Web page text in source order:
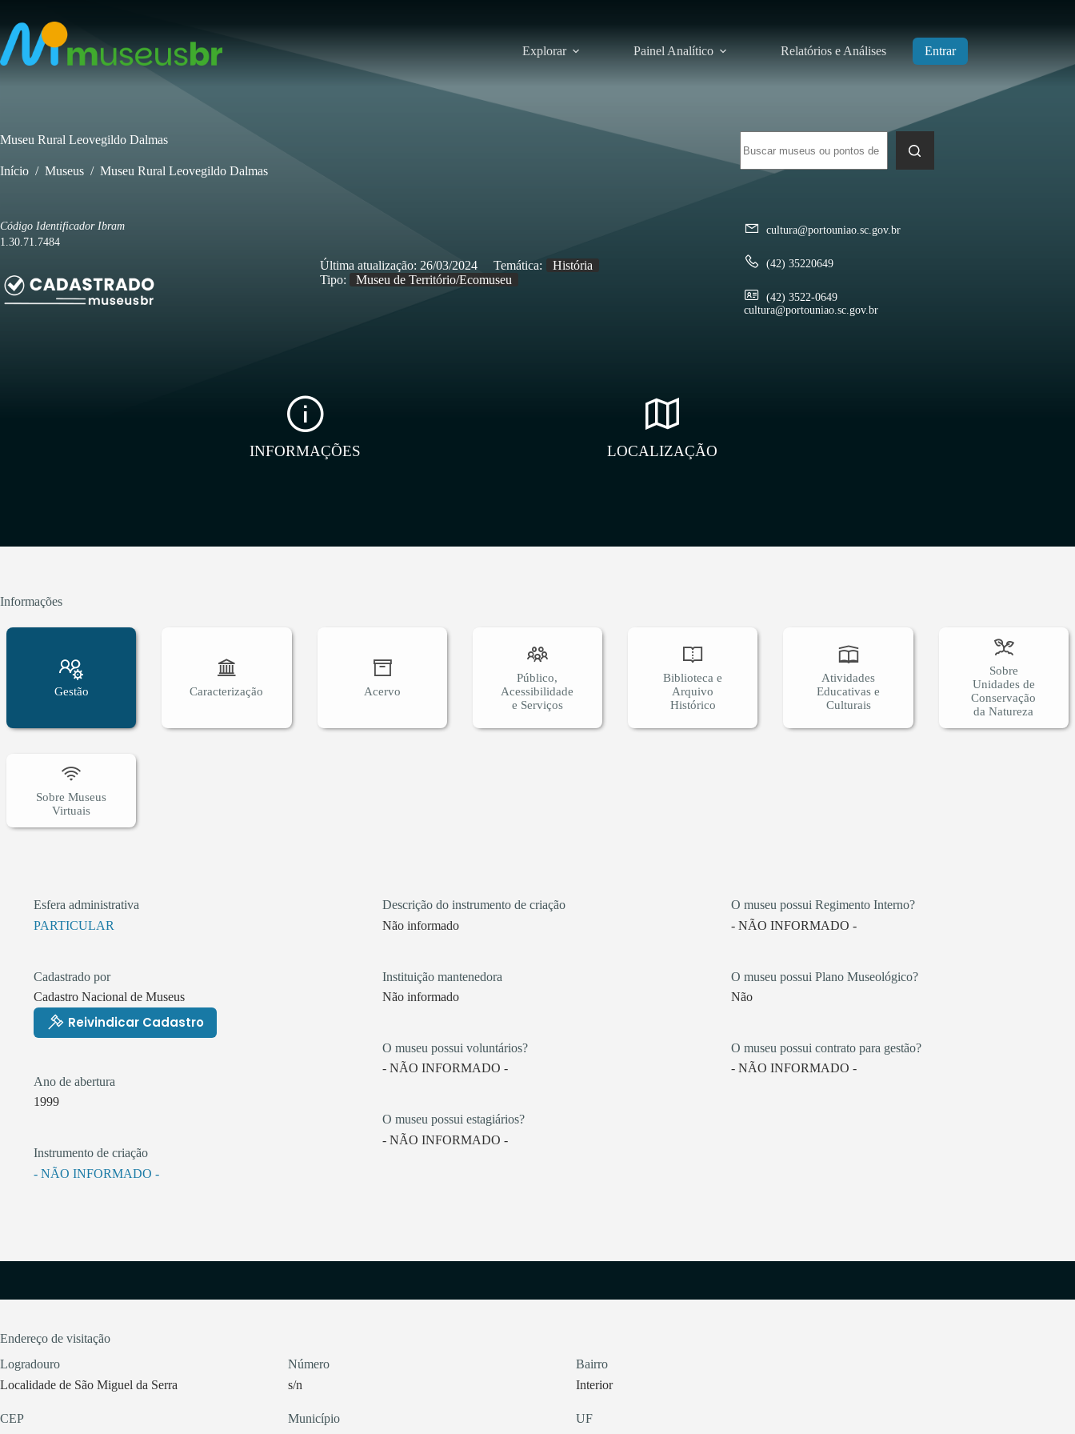
para
conteúdo
Explorar Painel Analítico Relatórios e Análises Entrar
resultados
Museu Rural Leovegildo Dalmas
Início / Museus / Museu Rural Leovegildo Dalmas
Código Identificador Ibram
1.30.71.7484
cultura@portouniao.sc.gov.br
(42) 35220649
(42) 3522-0649
cultura@portouniao.sc.gov.br
Última atualização: 26/03/2024 Temática:
História
Tipo:
Museu de Território/Ecomuseu
INFORMAÇÕES LOCALIZAÇÃO
Informações
Gestão
Esfera administrativa
PARTICULAR
Cadastrado por
Cadastro Nacional de Museus
Reivindicar Cadastro
Ano de abertura
1999
Instrumento de criação
- NÃO INFORMADO -
Descrição do instrumento de criação
Não informado
Instituição mantenedora
Não informado
O museu possui voluntários?
- NÃO INFORMADO -
O museu possui estagiários?
- NÃO INFORMADO -
O museu possui Regimento Interno?
- NÃO INFORMADO -
O museu possui Plano Museológico?
Não
O museu possui contrato para gestão?
- NÃO INFORMADO -
Caracterização Acervo
Público,
Acessibilidade
e Serviços
Biblioteca e
Arquivo
Histórico
Atividades
Educativas e
Culturais
Sobre
Unidades de
Conservação
da Natureza
Sobre Museus
Virtuais
Endereço de visitação
Logradouro
Localidade de São Miguel da Serra
Número
s/n
Bairro
Interior
CEP
Município
UF